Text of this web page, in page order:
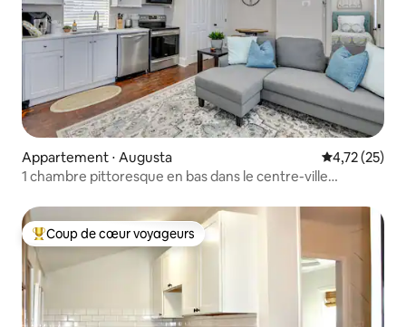
Appartement ⋅ Augusta Évaluation
4,72 (25)
1 chambre pittoresque en bas dans le centre-ville
Coups de cœur voyageurs les plus appréciés
Coup de cœur voyageurs